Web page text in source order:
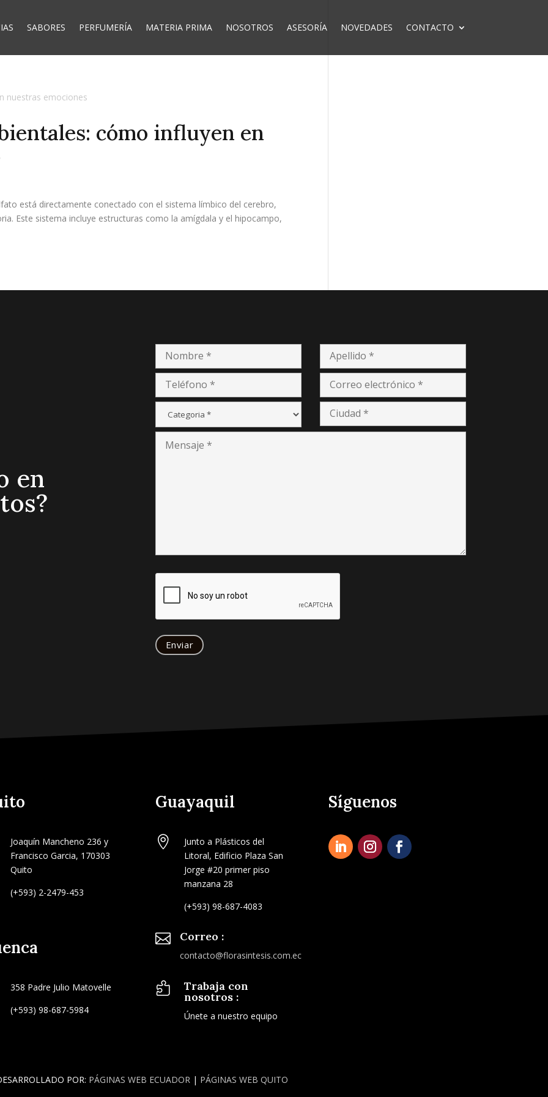
SABORES PERFUMERÍA MATERIA PRIMA NOSOTROS ASESORÍA NOVEDADES CONTACTO
cómo influyen en
está directamente conectado con el sistema límbico del cerebro,
Este sistema incluye estructuras como la amígdala y el hipocampo,
en
Joaquín Mancheno 236 y
Francisco Garcia, 170303
Quito
(+593) 2-2479-453
358 Padre Julio Matovelle
(+593) 98-687-5984
Guayaquil

Junto a Plásticos del
Litoral, Edificio Plaza San
Jorge #20 primer piso
manzana 28
(+593) 98-687-4083
 Correo :
contacto@florasintesis.com.ec
 Trabaja con
nosotros :
Únete a nuestro equipo
Síguenos
POR: PÁGINAS WEB ECUADOR | PÁGINAS WEB QUITO